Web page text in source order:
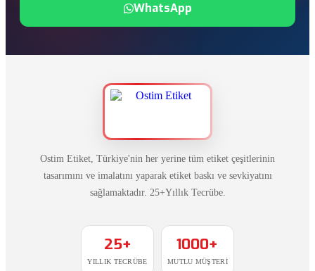
WhatsApp
Ostim Etiket, Türkiye'nin her yerine tüm etiket çeşitlerinin
tasarımını ve imalatını yaparak etiket baskı ve sevkiyatını
sağlamaktadır. 25+Yıllık Tecrübe.
25+
YILLIK TECRÜBE
1000+
MUTLU MÜŞTERI